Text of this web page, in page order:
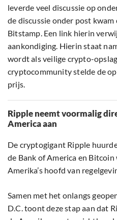
leverde veel discussie op
de discussie onder post
Bitstamp. Een link hierin
aankondiging. Hierin staat
wordt als veilige crypto-
cryptocommunity stelde de
prijs.
Ripple neemt voormalig
America aan
De cryptogigant Ripple
de Bank of America en Bitcoin
Amerika’s hoofd van
Samen met het onlangs
D.C. toont deze stap aan dat